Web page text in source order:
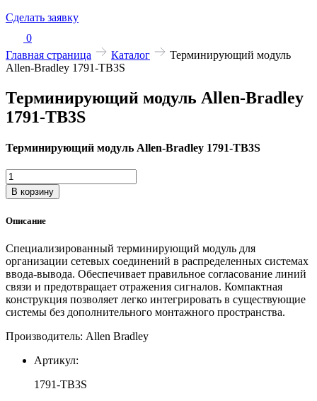
Сделать заявку
0
Главная страница
Каталог
Терминирующий модуль
Allen-Bradley 1791-TB3S
Терминирующий модуль Allen-Bradley
1791-TB3S
Терминирующий модуль Allen-Bradley 1791-TB3S
Количество
товара
Терминирующий
Allen-
1791-
TB3S
В корзину
Описание
Специализированный терминирующий модуль для
организации сетевых соединений в распределенных системах
ввода-вывода. Обеспечивает правильное согласование линий
связи и предотвращает отражения сигналов. Компактная
конструкция позволяет легко интегрировать в существующие
системы без дополнительного монтажного пространства.
Производитель: Allen Bradley
Артикул:
1791-TB3S